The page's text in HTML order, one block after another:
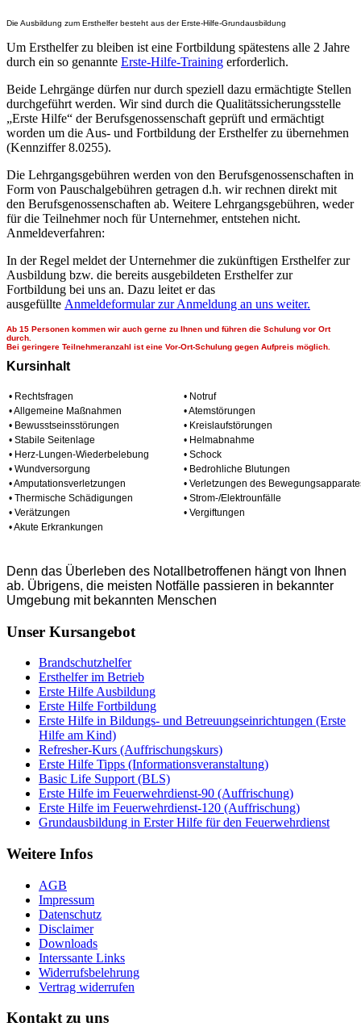
Die Ausbildung zum Ersthelfer besteht aus der Erste-Hilfe-Grundausbildung
Um Ersthelfer zu bleiben ist eine Fortbildung spätestens alle 2 Jahre
durch ein so genannte Erste-Hilfe-Training erforderlich.
Beide Lehrgänge dürfen nur durch speziell dazu ermächtigte Stellen
durchgeführt werden. Wir sind durch die Qualitätssicherungsstelle
„Erste Hilfe“ der Berufsgenossenschaft geprüft und ermächtigt
worden um die Aus- und Fortbildung der Ersthelfer zu übernehmen
(Kennziffer 8.0255).
Die Lehrgangsgebühren werden von den Berufsgenossenschaften in
Form von Pauschalgebühren getragen d.h. wir rechnen direkt mit
den Berufsgenossenschaften ab. Weitere Lehrgangsgebühren, weder
für die Teilnehmer noch für Unternehmer, entstehen nicht.
Anmeldeverfahren:
In der Regel meldet der Unternehmer die zukünftigen Ersthelfer zur
Ausbildung bzw. die bereits ausgebildeten Ersthelfer zur
Fortbildung bei uns an. Dazu leitet er das
ausgefüllte Anmeldeformular zur Anmeldung an uns weiter.
Ab 15 Personen kommen wir auch gerne zu Ihnen und führen die Schulung vor Ort
durch.
Bei geringere Teilnehmeranzahl ist eine Vor-Ort-Schulung gegen Aufpreis möglich.
Kursinhalt
• Rechtsfragen
• Notruf
• Allgemeine Maßnahmen
• Atemstörungen
• Bewusstseinsstörungen
• Kreislaufstörungen
• Stabile Seitenlage
• Helmabnahme
• Herz-Lungen-Wiederbelebung
• Schock
• Wundversorgung
• Bedrohliche Blutungen
• Amputationsverletzungen
• Verletzungen des
• Thermische Schädigungen
• Strom-/Elektrounfälle
• Verätzungen
• Vergiftungen
• Akute Erkrankungen
Denn das Überleben des Notallbetroffenen hängt von Ihnen
ab. Übrigens, die meisten Notfälle passieren in bekannter
Umgebung mit bekannten Menschen
Unser Kursangebot
Brandschutzhelfer
Ersthelfer im Betrieb
Erste Hilfe Ausbildung
Erste Hilfe Fortbildung
Erste Hilfe in Bildungs- und Betreuungseinrichtungen (Erste
Hilfe am Kind)
Refresher-Kurs (Auffrischungskurs)
Erste Hilfe Tipps (Informationsveranstaltung)
Basic Life Support (BLS)
Erste Hilfe im Feuerwehrdienst-90 (Auffrischung)
Erste Hilfe im Feuerwehrdienst-120 (Auffrischung)
Grundausbildung in Erster Hilfe für den Feuerwehrdienst
Weitere Infos
AGB
Impressum
Datenschutz
Disclaimer
Downloads
Interssante Links
Widerrufsbelehrung
Vertrag widerrufen
Kontakt zu uns